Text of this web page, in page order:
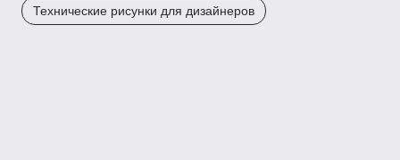
Технические рисунки для дизайнеров